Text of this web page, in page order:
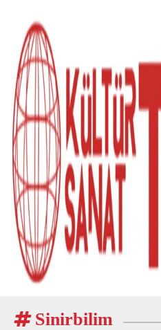
Sinirbilim